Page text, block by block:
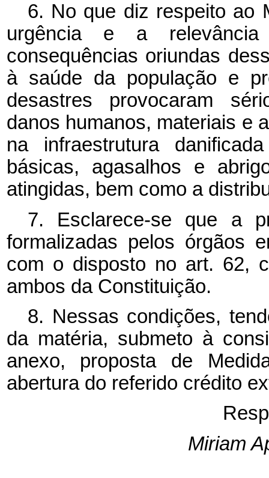
6. No que diz respeito ao
urgência e a
consequências oriundas
à saúde da população e
desastres provocaram
danos humanos, materiais e
na infraestrutura
básicas, agasalhos e
atingidas, bem como a
7. Esclarece-se que a
formalizadas pelos órgãos
com o disposto no art. 62,
ambos da Constituição.
8. Nessas condições,
da matéria, submeto à
anexo, proposta de
abertura do referido crédito
Miriam